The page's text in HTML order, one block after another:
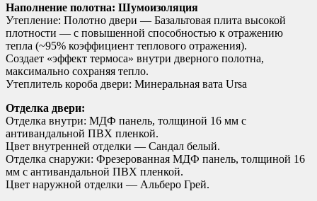
Наполнение полотна: Шумоизоляция
Утепление: Полотно двери — Базальтовая плита высокой
плотности — с повышенной способностью к отражению
тепла (~95% коэффициент теплового отражения).
Создает «эффект термоса» внутри дверного полотна,
максимально сохраняя тепло.
Утеплитель короба двери: Минеральная вата Ursa
Отделка двери:
Отделка внутри: МДФ панель, толщиной 16 мм с
антивандальной ПВХ пленкой.
Цвет внутренней отделки — Сандал белый.
Отделка снаружи: Фрезерованная МДФ панель, толщиной 16
мм с антивандальной ПВХ пленкой.
Цвет наружной отделки — Альберо Грей.